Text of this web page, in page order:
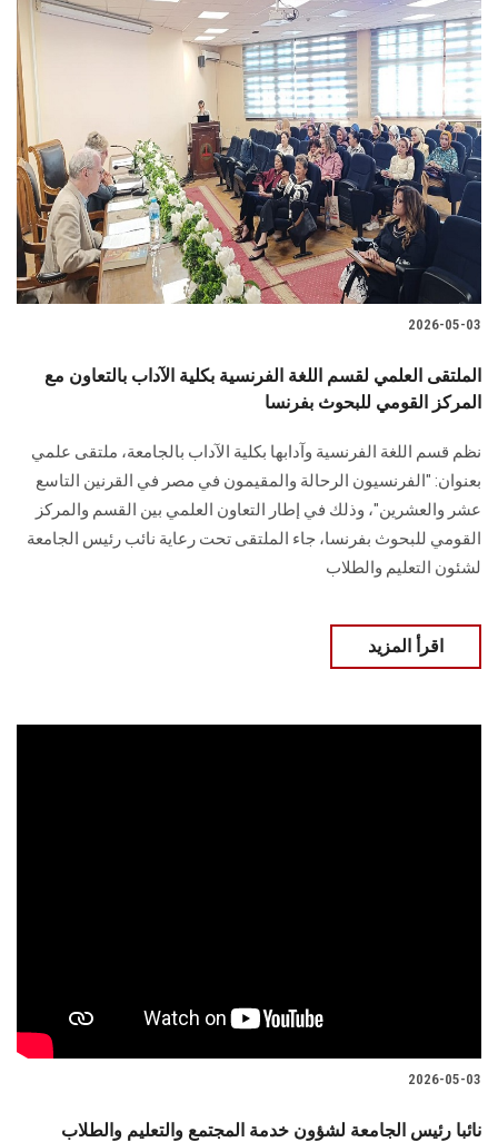
2026-05-03
الملتقى العلمي لقسم اللغة الفرنسية بكلية الآداب بالتعاون مع
المركز القومي للبحوث بفرنسا
نظم قسم اللغة الفرنسية وآدابها بكلية الآداب بالجامعة، ملتقى علمي
بعنوان: "الفرنسيون الرحالة والمقيمون في مصر في القرنين التاسع
عشر والعشرين"، وذلك في إطار التعاون العلمي بين القسم والمركز
القومي للبحوث بفرنسا، جاء الملتقى تحت رعاية نائب رئيس الجامعة
لشئون التعليم والطلاب
اقرأ المزيد
2026-05-03
نائبا رئيس الجامعة لشؤون خدمة المجتمع والتعليم والطلاب